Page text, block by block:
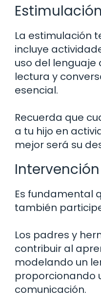
La estimulación
incluye
uso del lenguaje
lectura y
esencial.
Recuerda que
a tu hijo en
mejor será su
Es fundamental
también
Los padres y
contribuir al
modelando un
proporcionando
comunicación.